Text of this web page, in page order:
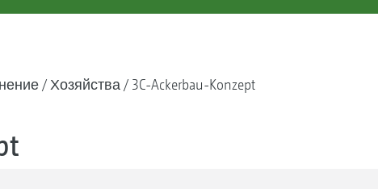
Хозяйства 3C-Ackerbau-Konzept